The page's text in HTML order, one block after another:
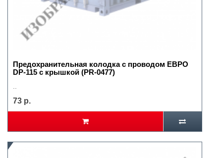
Предохранительная колодка с проводом ЕВРО
DP-115 с крышкой (PR-0477)
73 р.